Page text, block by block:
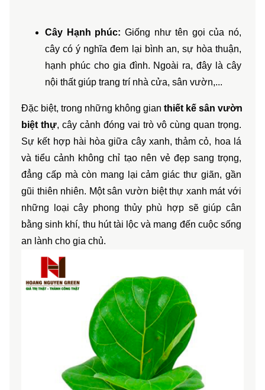
Cây Hạnh phúc: Giống như tên gọi của nó,
cây có ý nghĩa đem lại bình an, sự hòa thuận,
hạnh phúc cho gia đình. Ngoài ra, đây là cây
nội thất giúp trang trí nhà cửa, sân vườn,...
​Đặc biệt, trong những không gian thiết kế sân vườn
biệt thự, cây cảnh đóng vai trò vô cùng quan trọng.
Sự kết hợp hài hòa giữa cây xanh, thảm cỏ, hoa lá
và tiểu cảnh không chỉ tạo nên vẻ đẹp sang trọng,
đẳng cấp mà còn mang lại cảm giác thư giãn, gần
gũi thiên nhiên. Một sân vườn biệt thự xanh mát với
những loại cây phong thủy phù hợp sẽ giúp cân
bằng sinh khí, thu hút tài lộc và mang đến cuộc sống
an lành cho gia chủ.